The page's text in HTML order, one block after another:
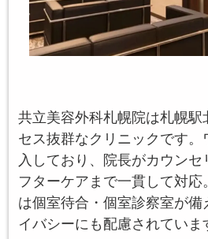
共立美容外科札幌院は札幌駅
セス抜群なクリニックです
入しており、院長がカウン
フターケアまで一貫して対
は個室待合・個室診察室が備
イバシーにも配慮されていま